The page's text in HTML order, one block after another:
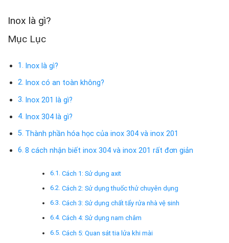
Inox là gì?
Mục Lục
Inox là gì?
Inox có an toàn không?
Inox 201 là gì?
Inox 304 là gì?
Thành phần hóa học của inox 304 và inox 201
8 cách nhận biết inox 304 và inox 201 rất đơn giản
Cách 1: Sử dụng axit
Cách 2: Sử dụng thuốc thử chuyên dụng
Cách 3: Sử dụng chất tẩy rửa nhà vệ sinh
Cách 4: Sử dụng nam châm
Cách 5: Quan sát tia lửa khi mài